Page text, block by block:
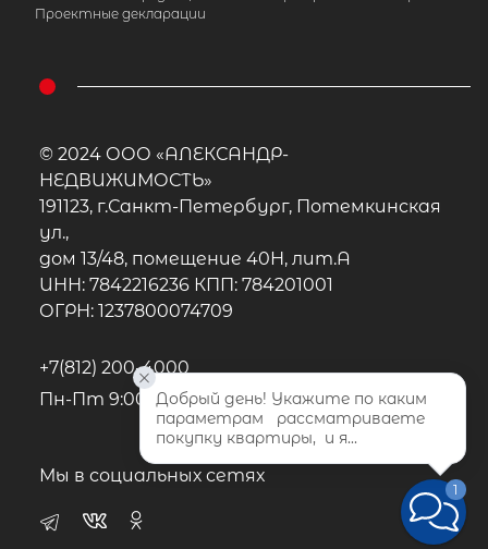
Проектные декларации
© 2024 ООО «АЛЕКСАНДР-
НЕДВИЖИМОСТЬ»
191123, г.Санкт-Петербург, Потемкинская
ул.,
дом 13/48, помещение 40Н, лит.А
ИНН: 7842216236 КПП: 784201001
ОГРН: 1237800074709
+7(812) 200-4000
Пн-Пт 9:00 - 22:00, Сб-Вс 10:00-20:00
Мы в социальных сетях
1
Добрый день! Укажите по каким
параметрам   рассматриваете
покупку квартиры,  и я...